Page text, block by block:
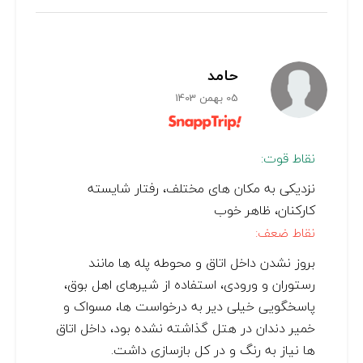
حامد
05 بهمن 1403
نقاط قوت:
نزدیکی به مکان های مختلف، رفتار شایسته
کارکنان، ظاهر خوب
نقاط ضعف:
بروز نشدن داخل اتاق و محوطه پله ها مانند
رستوران و ورودی، استفاده از شیرهای اهل بوق،
پاسخگویی خیلی دیر به درخواست ها، مسواک و
خمیر دندان در هتل گذاشته نشده بود، داخل اتاق
ها نیاز به رنگ و در کل بازسازی داشت.